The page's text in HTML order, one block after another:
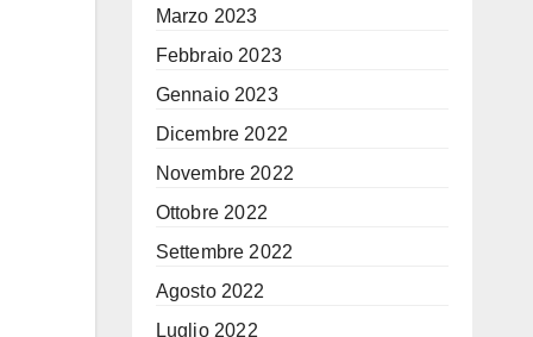
Marzo 2023
Febbraio 2023
Gennaio 2023
Dicembre 2022
Novembre 2022
Ottobre 2022
Settembre 2022
Agosto 2022
Luglio 2022